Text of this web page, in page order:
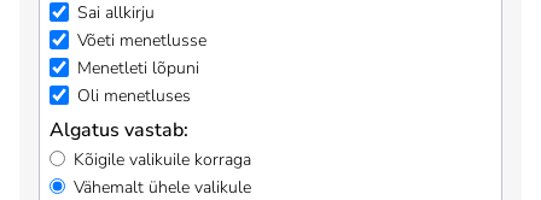
Sai allkirju
Võeti menetlusse
Menetleti lõpuni
Oli menetluses
Algatus vastab:
Kõigile valikuile korraga
Vähemalt ühele valikule